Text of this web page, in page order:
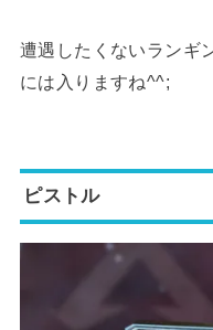
遭遇したくないランギ
には入りますね^^;
ピストル